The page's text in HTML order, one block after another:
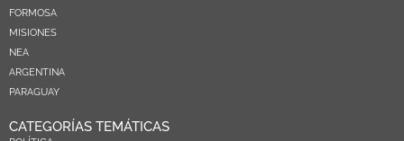
FORMOSA
MISIONES
NEA
ARGENTINA
PARAGUAY
CATEGORÍAS TEMÁTICAS